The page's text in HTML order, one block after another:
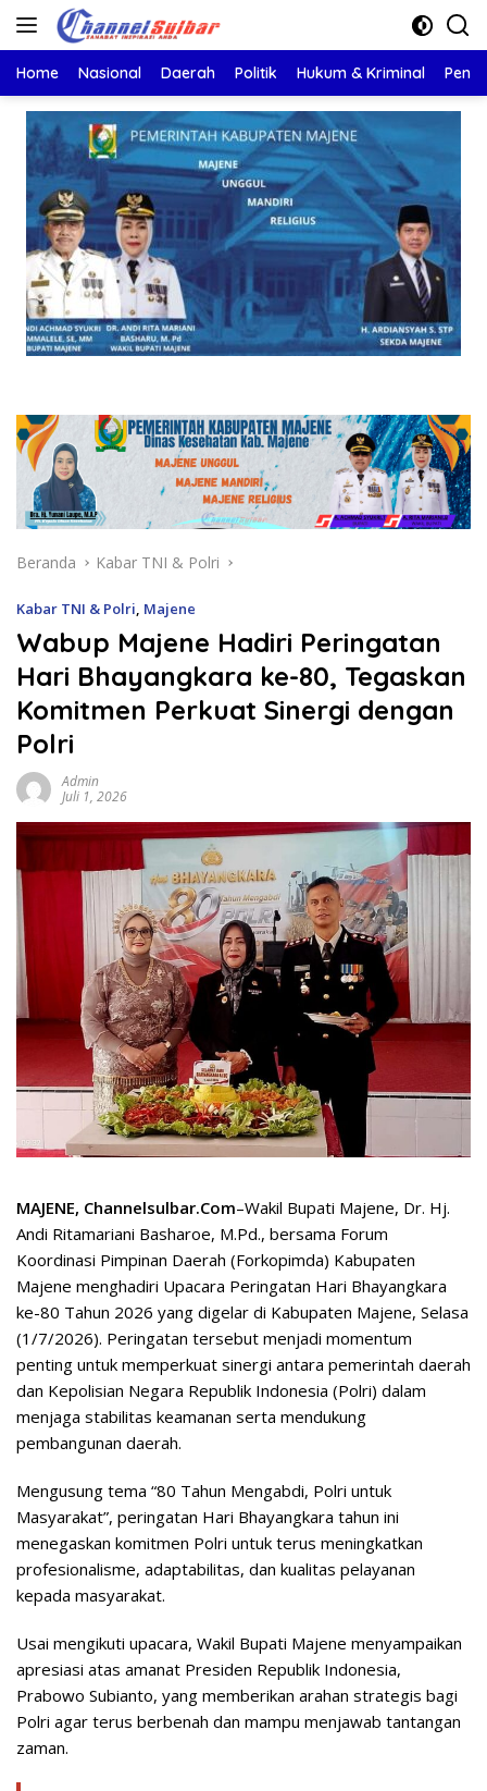
Langsung
Home Nasional Daerah Politik Hukum & Kriminal
Beranda Kabar TNI & Polri
Kabar TNI & Polri Majene
Wabup Majene Hadiri Peringatan
Hari Bhayangkara ke-80, Tegaskan
Komitmen Perkuat Sinergi dengan
Polri
Admin
Juli 1, 2026
MAJENE, Channelsulbar.Com–Wakil Bupati Majene, Dr. Hj.
Andi Ritamariani Basharoe, M.Pd., bersama Forum
Koordinasi Pimpinan Daerah (Forkopimda) Kabupaten
Majene menghadiri Upacara Peringatan Hari Bhayangkara
ke-80 Tahun 2026 yang digelar di Kabupaten Majene, Selasa
(1/7/2026). Peringatan tersebut menjadi momentum
penting untuk memperkuat sinergi antara pemerintah daerah
dan Kepolisian Negara Republik Indonesia (Polri) dalam
menjaga stabilitas keamanan serta mendukung
pembangunan daerah.
Mengusung tema “80 Tahun Mengabdi, Polri untuk
Masyarakat”, peringatan Hari Bhayangkara tahun ini
menegaskan komitmen Polri untuk terus meningkatkan
profesionalisme, adaptabilitas, dan kualitas pelayanan
kepada masyarakat.
Usai mengikuti upacara, Wakil Bupati Majene menyampaikan
apresiasi atas amanat Presiden Republik Indonesia,
Prabowo Subianto, yang memberikan arahan strategis bagi
Polri agar terus berbenah dan mampu menjawab tantangan
zaman.